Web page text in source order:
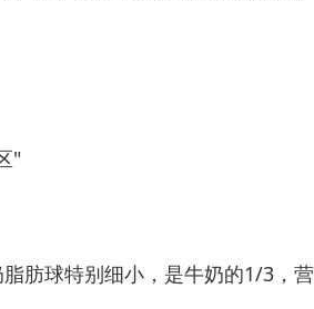
"
肪球特别细小，是牛奶的1/3，